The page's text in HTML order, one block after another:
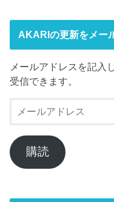
AKARIの更新をメー
メールアドレスを記入
受信できます。
ア
ド
購読